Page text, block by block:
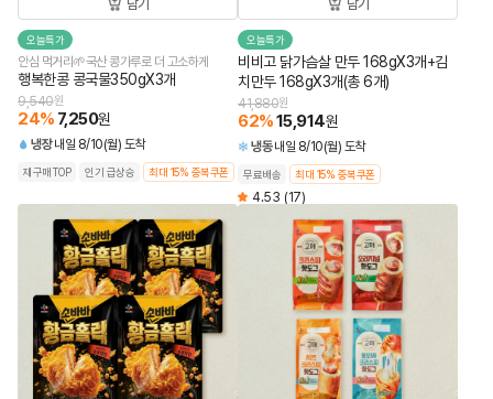
담기
오늘특가
안심 먹거리🌱국산 콩가루로 더 고소하게
행복한콩 콩국물350gX3개
9,540원
24% 7,250원
냉장 내일 8/10(월) 도착
재구매TOP 인기 급상승 최대 15% 중복쿠폰
담기
오늘특가
비비고 닭가슴살 만두 168gX3개+김
치만두 168gX3개(총 6개)
41,880원
62%15,914원
냉동 내일 8/10(월) 도착
무료배송 최대 15% 중복쿠폰
4.53 (17)